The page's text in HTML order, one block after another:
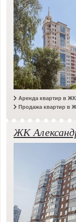
Аренда квартир в
Продажа квартир в
ЖК